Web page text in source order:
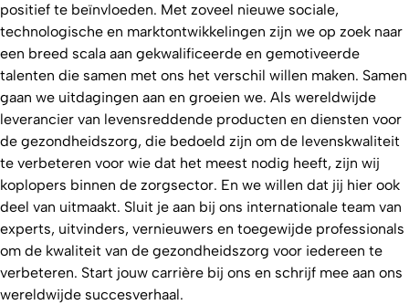
positief te beïnvloeden. Met zoveel nieuwe sociale,
technologische en marktontwikkelingen zijn we op zoek naar
een breed scala aan gekwalificeerde en gemotiveerde
talenten die samen met ons het verschil willen maken. Samen
gaan we uitdagingen aan en groeien we. Als wereldwijde
leverancier van levensreddende producten en diensten voor
de gezondheidszorg, die bedoeld zijn om de levenskwaliteit
te verbeteren voor wie dat het meest nodig heeft, zijn wij
koplopers binnen de zorgsector. En we willen dat jij hier ook
deel van uitmaakt. Sluit je aan bij ons internationale team van
experts, uitvinders, vernieuwers en toegewijde professionals
om de kwaliteit van de gezondheidszorg voor iedereen te
verbeteren. Start jouw carrière bij ons en schrijf mee aan ons
wereldwijde succesverhaal.